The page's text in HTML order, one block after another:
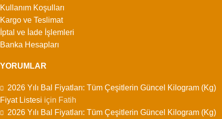
Kullanım Koşulları
Kargo ve Teslimat
İptal ve İade İşlemleri
Banka Hesapları
YORUMLAR
2026 Yılı Bal Fiyatları: Tüm Çeşitlerin Güncel Kilogram (Kg)
Fiyat Listesi için Fatih
2026 Yılı Bal Fiyatları: Tüm Çeşitlerin Güncel Kilogram (Kg)